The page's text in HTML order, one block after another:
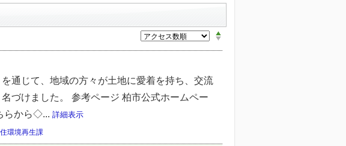
通じて、地域の方々が土地に愛着を持ち、交流
づけました。 参考ページ 柏市公式ホームペー
らから◇... 詳細表示
住環境再生課